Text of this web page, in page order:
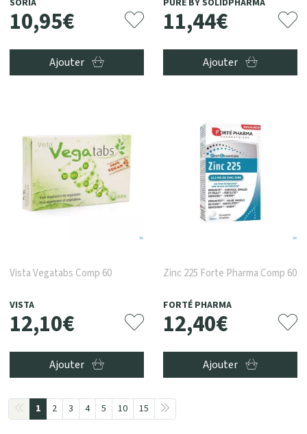
10,95€
Ajouter
11,44€
Ajouter
Vista Vegatabs Comp 60
VISTA
12,10€
Ajouter
Zinc 225 Forte Pharma Comp 60
FORTÉ PHARMA
12,40€
Ajouter
1 2 3 4 5 10 15